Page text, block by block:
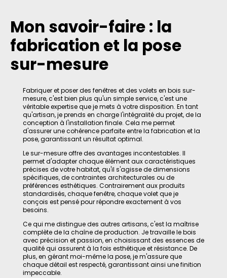
Mon savoir-faire : la
fabrication et la pose
sur-mesure
Fabriquer et poser des fenêtres et des volets en bois sur-
mesure, c'est bien plus qu'un simple service, c'est une
véritable expertise que je mets à votre disposition. En tant
qu'artisan, je prends en charge l'intégralité du projet, de la
conception à l'installation finale. Cela me permet
d'assurer une cohérence parfaite entre la fabrication et la
pose, garantissant un résultat optimal.
Le sur-mesure offre des avantages incontestables. Il
permet d'adapter chaque élément aux caractéristiques
précises de votre habitat, qu'il s'agisse de dimensions
spécifiques, de contraintes architecturales ou de
préférences esthétiques. Contrairement aux produits
standardisés, chaque fenêtre, chaque volet que je
conçois est pensé pour répondre exactement à vos
besoins.
Ce qui me distingue des autres artisans, c'est la maîtrise
complète de la chaîne de production. Je travaille le bois
avec précision et passion, en choisissant des essences de
qualité qui assurent à la fois esthétique et résistance. De
plus, en gérant moi-même la pose, je m'assure que
chaque détail est respecté, garantissant ainsi une finition
impeccable.